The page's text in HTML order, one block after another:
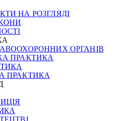
НА РОЗГЛЯДІ
ОРГАНІВ
ПРАКТИКА
ПРАКТИКА